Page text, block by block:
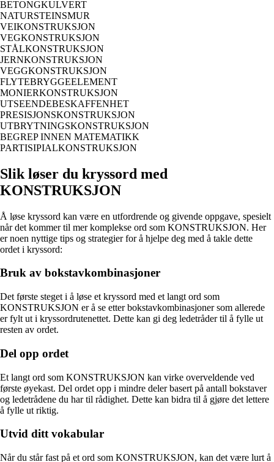
BETONGKULVERT
NATURSTEINSMUR
VEIKONSTRUKSJON
VEGKONSTRUKSJON
STÅLKONSTRUKSJON
JERNKONSTRUKSJON
VEGGKONSTRUKSJON
FLYTEBRYGGEELEMENT
MONIERKONSTRUKSJON
UTSEENDEBESKAFFENHET
PRESISJONSKONSTRUKSJON
UTBRYTNINGSKONSTRUKSJON
BEGREP INNEN MATEMATIKK
PARTISIPIALKONSTRUKSJON
Slik løser du kryssord med
KONSTRUKSJON
Å løse kryssord kan være en utfordrende og givende oppgave, spesielt
når det kommer til mer komplekse ord som KONSTRUKSJON. Her
er noen nyttige tips og strategier for å hjelpe deg med å takle dette
ordet i kryssord:
Bruk av bokstavkombinasjoner
Det første steget i å løse et kryssord med et langt ord som
KONSTRUKSJON er å se etter bokstavkombinasjoner som allerede
er fylt ut i kryssordrutenettet. Dette kan gi deg ledetråder til å fylle ut
resten av ordet.
Del opp ordet
Et langt ord som KONSTRUKSJON kan virke overveldende ved
første øyekast. Del ordet opp i mindre deler basert på antall bokstaver
og ledetrådene du har til rådighet. Dette kan bidra til å gjøre det lettere
å fylle ut riktig.
Utvid ditt vokabular
Når du står fast på et ord som KONSTRUKSJON, kan det være lurt å